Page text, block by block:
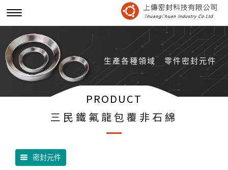
生產各種領域 零件密封元件
PRODUCT
三民鐵氟龍包覆非石綿
密封元件